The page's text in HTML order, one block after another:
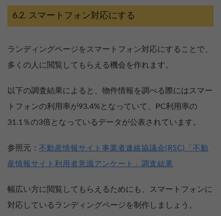
スマートフォン対応にする
ランディングページをスマートフォン対応にすることで、
多くの人に閲覧してもらえる機会を作れます。
以下の調査結果によると、物件情報を調べる際にはスマー
トフォンの利用率が93.4%となっていて、PC利用率の
31.1％の3倍となっているデータが公表されています。
参照元： 不動産情報サイト事業者連絡協議会(RSC)「不動
産情報サイト利用者意識アンケート」調査結果
幅広い方に閲覧してもらえるためにも、スマートフォンに
対応しているランディングページを制作しましょう。